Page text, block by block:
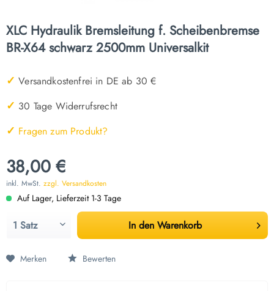
XLC Hydraulik Bremsleitung f. Scheibenbremse
BR-X64 schwarz 2500mm Universalkit
✓ Versandkostenfrei in DE ab 30 €
✓ 30 Tage Widerrufsrecht
✓ Fragen zum Produkt?
38,00 €
inkl. MwSt. zzgl. Versandkosten
Auf Lager, Lieferzeit 1-3 Tage
In den Warenkorb
Merken Bewerten